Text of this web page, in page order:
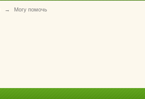
→ Могу помочь